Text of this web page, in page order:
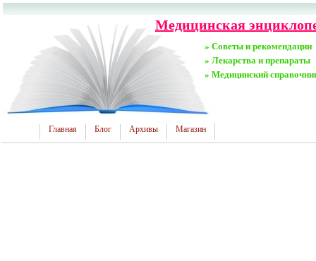
Медицинская
» Советы и рекомендации
» Лекарства и препараты
» Медицинский
Главная Блог Архивы Магазин